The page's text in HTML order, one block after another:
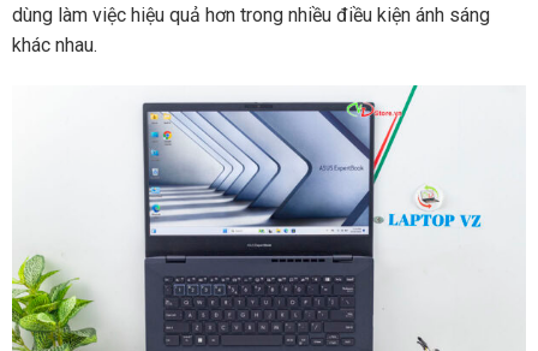
dùng làm việc hiệu quả hơn trong nhiều điều kiện ánh sáng
khác nhau.